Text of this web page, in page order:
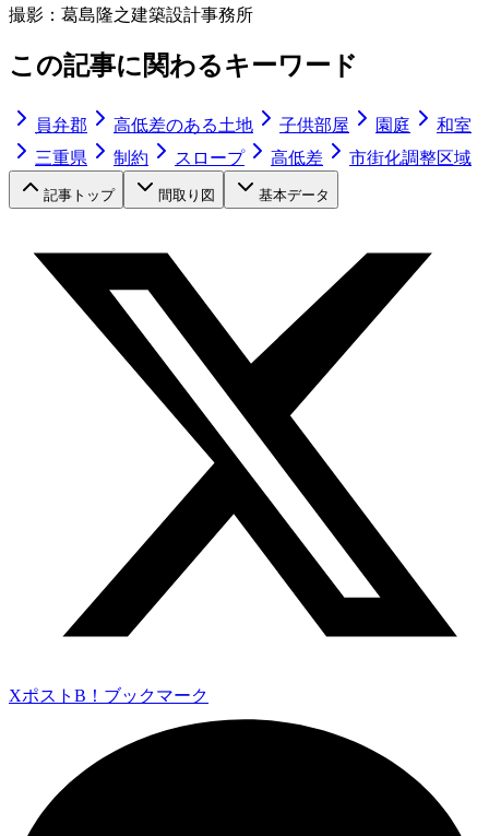
撮影： 葛島隆之建築設計事務所
この記事に関わるキーワード
員弁郡 高低差のある土地 子供部屋 園庭
和室
三重県
制約 スロープ 高低差 市街化調整区域
記事トップ 間取り図 基本データ
Xポスト B！ブックマーク